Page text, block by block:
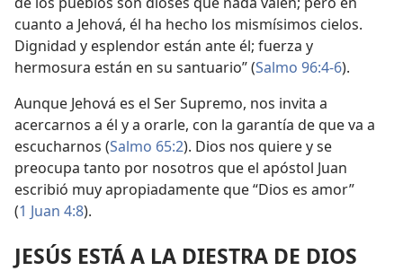
cuanto a Jehová, él ha hecho los mismísimos cielos.
Dignidad y esplendor están ante él; fuerza y
hermosura están en su santuario” (Salmo 96:4-6).
Aunque Jehová es el Ser Supremo, nos invita a
acercarnos a él y a orarle, con la garantía de que va a
escucharnos (Salmo 65:2). Dios nos quiere y se
preocupa tanto por nosotros que el apóstol Juan
escribió muy apropiadamente que “Dios es amor”
(1 Juan 4:8).
JESÚS ESTÁ A LA DIESTRA DE DIOS